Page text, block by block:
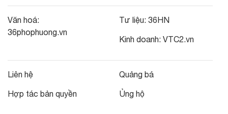
Văn hoá:
36phophuong.vn
Tư liệu: 36HN
Kinh doanh: VTC2.vn
Liên hệ
Hợp tác bản quyền
Quảng bá
Ủng hộ